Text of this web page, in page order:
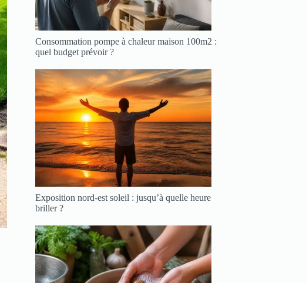
Consommation pompe à chaleur maison 100m2 :
quel budget prévoir ?
Exposition nord-est soleil : jusqu’à quelle heure
briller ?